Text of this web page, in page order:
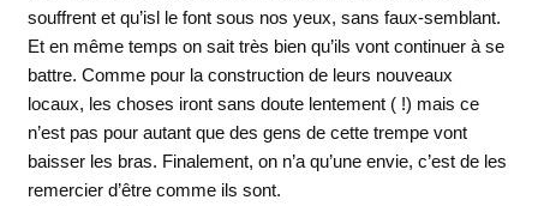
souffrent et qu’isl le font sous nos yeux, sans faux-semblant.
Et en même temps on sait très bien qu’ils vont continuer à se
battre. Comme pour la construction de leurs nouveaux
locaux, les choses iront sans doute lentement ( !) mais ce
n’est pas pour autant que des gens de cette trempe vont
baisser les bras. Finalement, on n’a qu’une envie, c’est de les
remercier d’être comme ils sont.